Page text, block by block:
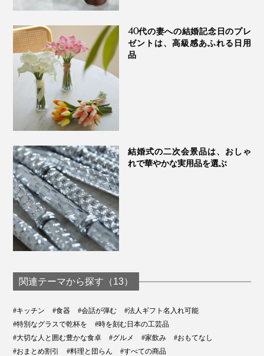
40代の妻への結婚記念日のプレ
ゼントは、高級感あふれる日用
品
結婚式の二次会景品は、おしゃ
れで華やかな実用品を選ぶ
関連テーマから探す（13）
#キッチン #食器 #会話が弾む
#法人ギフト名入れ可能
#特別なグラスで乾杯を
#時を刻む日本の工芸品
#大切な人と囲む豊かな食卓
#グルメ #家飲み
#おもてなし
#おまとめ割引
#料理と団らん #すべての商品